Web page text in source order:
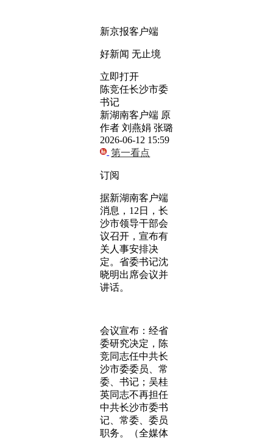
新京报客户端
好新闻 无止境
立即打开
陈竞任长沙市委
书记
新湖南客户端 原
作者 刘燕娟 张璐
2026-06-12 15:59
第一看点
订阅
据新湖南客户端
消息，12日，长
沙市领导干部会
议召开，宣布有
关人事安排决
定。省委书记沈
晓明出席会议并
讲话。
会议宣布：经省
委研究决定，陈
竞同志任中共长
沙市委委员、常
委、书记；吴桂
英同志不再担任
中共长沙市委书
记、常委、委员
职务。（全媒体